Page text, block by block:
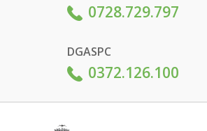
0728.729.797
DGASPC
0372.126.100